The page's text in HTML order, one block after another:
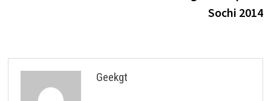
Sochi 2014
Geekgt